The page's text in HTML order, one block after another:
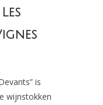
is
wijnstokken